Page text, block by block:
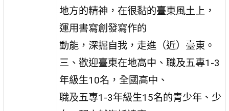
地方的精神，在很黏的臺東風土上，
運用書寫創發寫作的
動能，深掘自我，走進（近）臺東。
三、歡迎臺東在地高中、職及五專1-3
年級生10名，全國高中、
職及五專1-3年級生15名的青少年、少